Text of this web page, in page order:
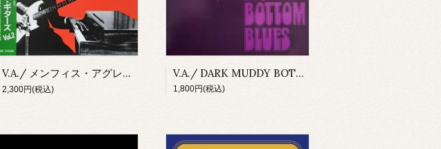
V.A./ メンフィス・アグレッシヴ・ギターズ VOL.2(LP)
2,300円(税込)
V.A./ DARK MUDDY BOTTOM BLUES(LP)
1,800円(税込)